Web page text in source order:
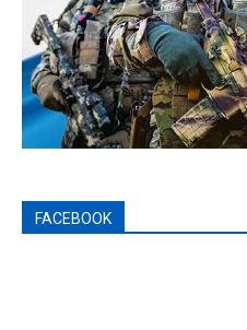
FACEBOOK